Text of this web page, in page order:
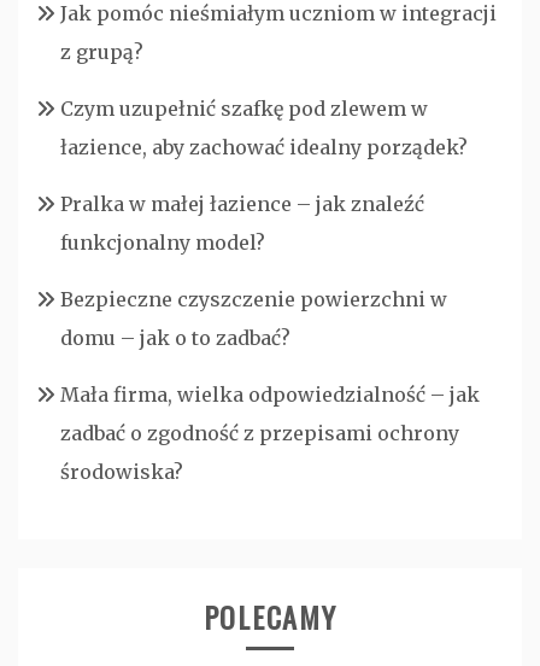
Jak pomóc nieśmiałym uczniom w integracji
z grupą?
Czym uzupełnić szafkę pod zlewem w
łazience, aby zachować idealny porządek?
Pralka w małej łazience – jak znaleźć
funkcjonalny model?
Bezpieczne czyszczenie powierzchni w
domu – jak o to zadbać?
Mała firma, wielka odpowiedzialność – jak
zadbać o zgodność z przepisami ochrony
środowiska?
POLECAMY